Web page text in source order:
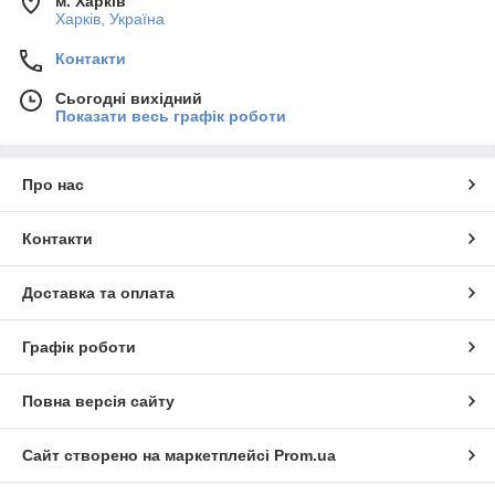
Харків, Україна
Контакти
Сьогодні вихідний
Показати весь графік роботи
Про нас
Контакти
Доставка та оплата
Графік роботи
Повна версія сайту
Сайт створено на маркетплейсі Prom.ua